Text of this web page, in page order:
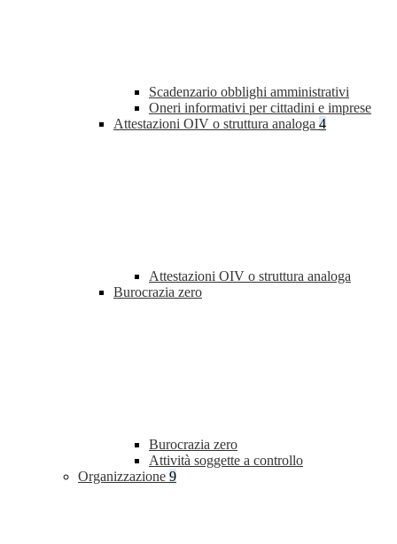
Scadenzario obblighi amministrativi
Oneri informativi per cittadini e imprese
Attestazioni OIV o struttura analoga 4
Attestazioni OIV o struttura analoga
Burocrazia zero
Burocrazia zero
Attività soggette a controllo
Organizzazione 9